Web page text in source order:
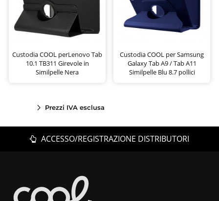
Custodia COOL perLenovo Tab
10.1 TB311 Girevole in
Similpelle Nera
Custodia COOL per Samsung
Galaxy Tab A9 / Tab A11
Similpelle Blu 8.7 pollici
Prezzi IVA esclusa
ACCESSO/REGISTRAZIONE DISTRIBUTORI